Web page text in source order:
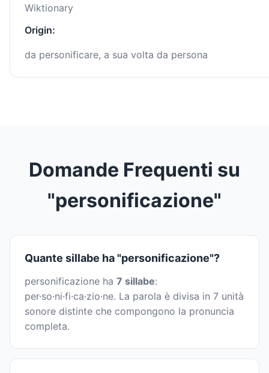
Wiktionary
Origin:
da personificare, a sua volta da persona
Domande Frequenti su
"personificazione"
Quante sillabe ha "personificazione"?
personificazione ha 7 sillabe:
per·so·ni·fi·ca·zio·ne. La parola è divisa in 7 unità
sonore distinte che compongono la pronuncia
completa.